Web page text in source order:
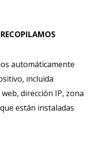
automáticamente
incluida
dirección IP, zona
están instaladas